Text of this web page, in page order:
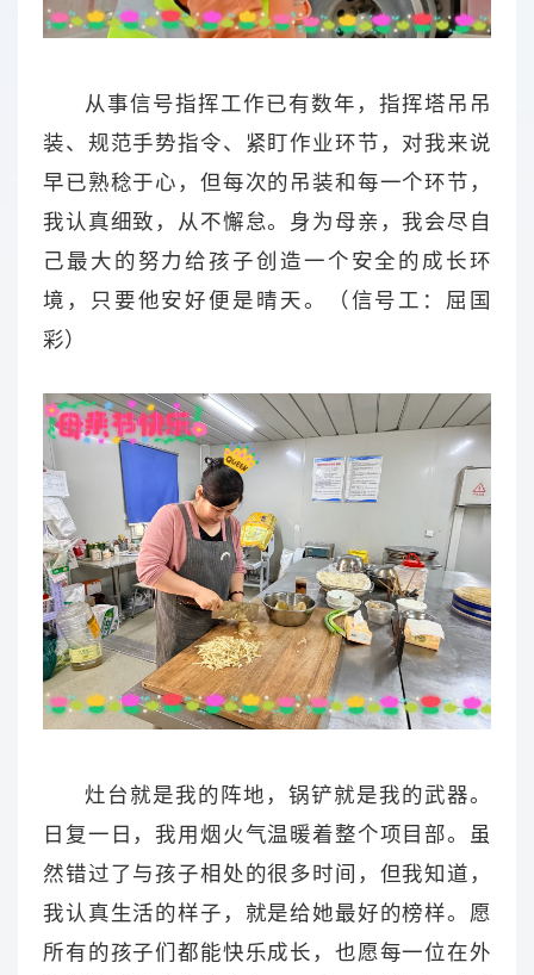
从事信号指挥工作已有数年，指挥塔吊吊
装、规范手势指令、紧盯作业环节，对我来说
早已熟稔于心，但每次的吊装和每一个环节，
我认真细致，从不懈怠。身为母亲，我会尽自
己最大的努力给孩子创造一个安全的成长环
境，只要他安好便是晴天。（信号工：屈国
彩）
灶台就是我的阵地，锅铲就是我的武器。
日复一日，我用烟火气温暖着整个项目部。虽
然错过了与孩子相处的很多时间，但我知道，
我认真生活的样子，就是给她最好的榜样。愿
所有的孩子们都能快乐成长，也愿每一位在外